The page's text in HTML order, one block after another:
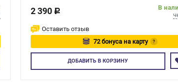
2 390 c
В
Оставить отзыв
72 бонуса на карту
?
Авторизуйтесь
ДОБАВИТЬ В КОРЗИНУ